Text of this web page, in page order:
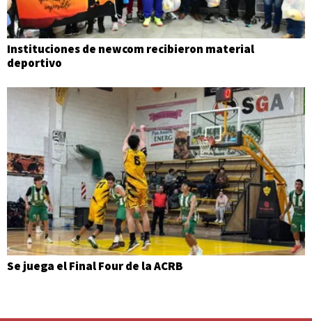
Instituciones de newcom recibieron material
deportivo
Se juega el Final Four de la ACRB